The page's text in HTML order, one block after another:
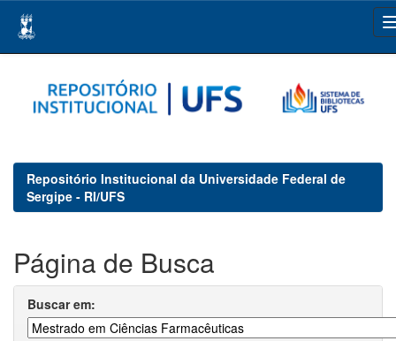
navigation
Repositório Institucional da Universidade Federal de
Sergipe - RI/UFS
Página de Busca
Buscar em: